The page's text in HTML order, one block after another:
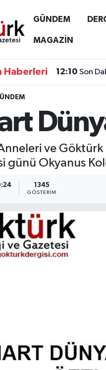
GÜNDEM
MAGAZİN
Haberleri 12:10 Son
ve Göktürk
günü Okyanus
1345
GÖSTERIM